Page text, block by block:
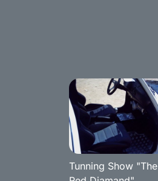
Tunning Show "The